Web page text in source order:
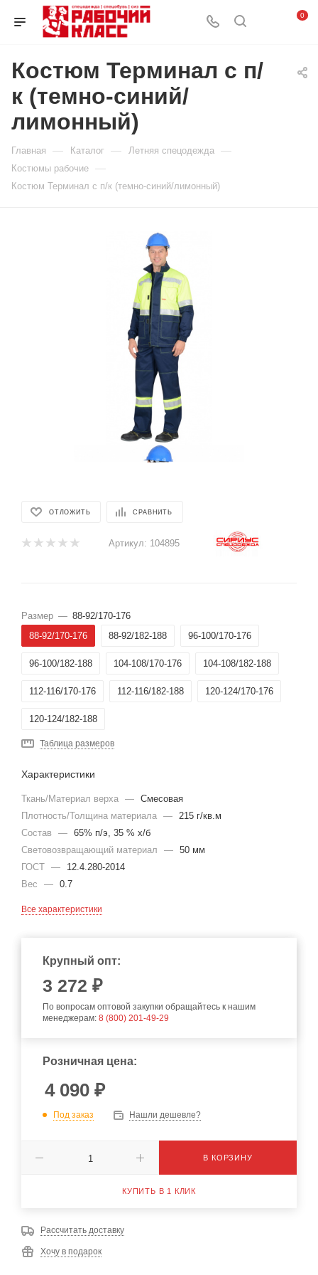
0
Костюм Терминал с п/
к (темно-синий/
лимонный)
Главная — Каталог — Летняя спецодежда —
Костюмы рабочие —
Костюм Терминал с п/к (темно-синий/лимонный)
ОТЛОЖИТЬ СРАВНИТЬ
Артикул: 104895
Размер — 88-92/170-176
88-92/170-176
88-92/182-188 96-100/170-176
96-100/182-188 104-108/170-176 104-108/182-188
112-116/170-176 112-116/182-188 120-124/170-176
120-124/182-188
Таблица размеров
Характеристики
Ткань/Материал верха — Смесовая
Плотность/Толщина материала — 215 г/кв.м
Состав
— 65% п/э, 35 % х/б
Световозвращающий материал
— 50 мм
ГОСТ —
12.4.280-2014
Вес
— 0.7
Все характеристики
Крупный опт:
3 272 ₽
По вопросам оптовой закупки обращайтесь к нашим
менеджерам: 8 (800) 201-49-29
Розничная цена:
4 090 ₽
Под заказ Нашли дешевле?
В КОРЗИНУ
КУПИТЬ В 1 КЛИК
Рассчитать доставку
Хочу в подарок